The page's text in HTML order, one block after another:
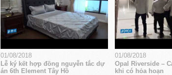
01/08/2018
Lễ ký kết hợp đồng nguyễn tắc dự
án 6th Element Tây Hồ
01/08/2018
Opal Riverside –
khi có hỏa hoạn